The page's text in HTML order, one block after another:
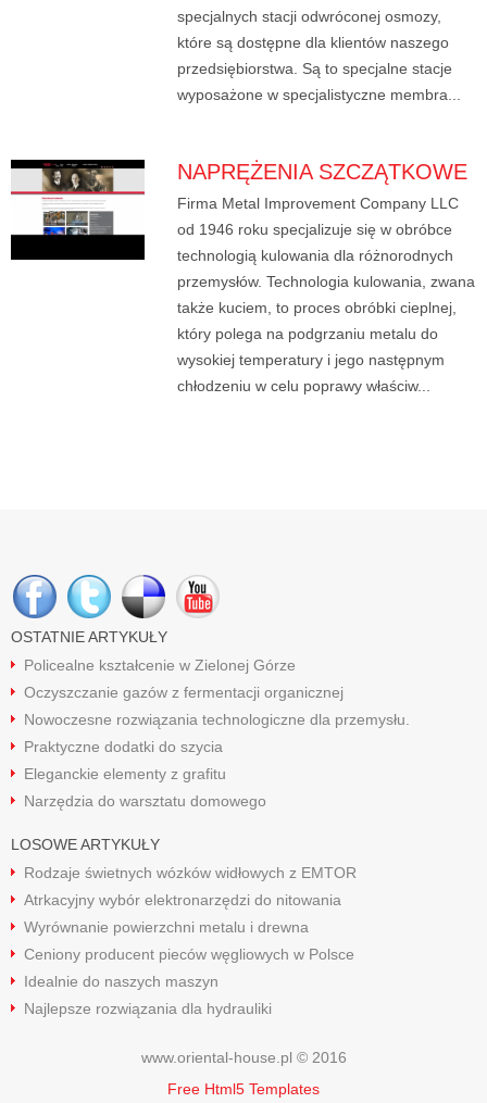
specjalnych stacji odwróconej osmozy,
które są dostępne dla klientów naszego
przedsiębiorstwa. Są to specjalne stacje
wyposażone w specjalistyczne membra...
NAPRĘŻENIA SZCZĄTKOWE
Firma Metal Improvement Company LLC
od 1946 roku specjalizuje się w obróbce
technologią kulowania dla różnorodnych
przemysłów. Technologia kulowania, zwana
także kuciem, to proces obróbki cieplnej,
który polega na podgrzaniu metalu do
wysokiej temperatury i jego następnym
chłodzeniu w celu poprawy właściw...
OSTATNIE ARTYKUŁY
Policealne kształcenie w Zielonej Górze
Oczyszczanie gazów z fermentacji organicznej
Nowoczesne rozwiązania technologiczne dla przemysłu.
Praktyczne dodatki do szycia
Eleganckie elementy z grafitu
Narzędzia do warsztatu domowego
LOSOWE ARTYKUŁY
Rodzaje świetnych wózków widłowych z EMTOR
Atrkacyjny wybór elektronarzędzi do nitowania
Wyrównanie powierzchni metalu i drewna
Ceniony producent pieców węgliowych w Polsce
Idealnie do naszych maszyn
Najlepsze rozwiązania dla hydrauliki
www.oriental-house.pl © 2016
Free Html5 Templates